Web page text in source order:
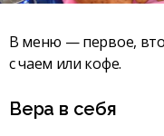
В меню — первое,
с чаем или кофе.
Вера в себя